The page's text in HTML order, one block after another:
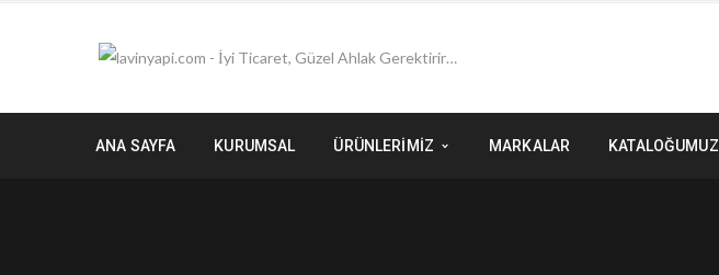
ANA SAYFA KURUMSAL ÜRÜNLERİMİZ MARKALAR KATALOĞUMUZ